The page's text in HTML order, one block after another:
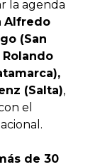
la agenda
Alfredo
(San
Rolando
(Salta),
el
de 30